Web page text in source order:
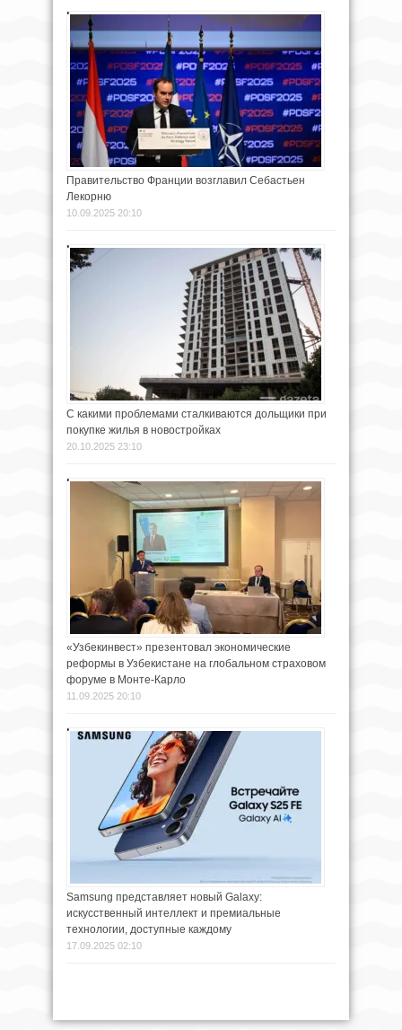
Правительство Франции возглавил Себастьен
Лекорню
10.09.2025 20:10
С какими проблемами сталкиваются дольщики при
покупке жилья в новостройках
20.10.2025 23:10
«Узбекинвест» презентовал экономические
реформы в Узбекистане на глобальном страховом
форуме в Монте-Карло
11.09.2025 20:10
Samsung представляет новый Galaxy:
искусственный интеллект и премиальные
технологии, доступные каждому
17.09.2025 02:10